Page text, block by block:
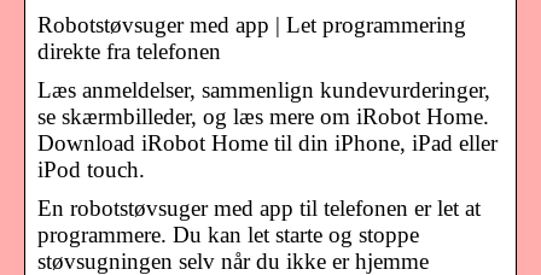
Robotstøvsuger med app | Let programmering
direkte fra telefonen
Læs anmeldelser, sammenlign kundevurderinger,
se skærmbilleder, og læs mere om iRobot Home.
Download iRobot Home til din iPhone, iPad eller
iPod touch.
En robotstøvsuger med app til telefonen er let at
programmere. Du kan let starte og stoppe
støvsugningen selv når du ikke er hjemme